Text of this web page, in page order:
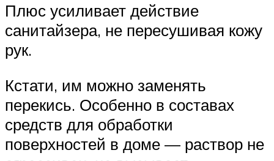
Плюс усиливает действие
санитайзера, не пересушивая кожу
рук.
Кстати, им можно заменять
перекись. Особенно в составах
средств для обработки
поверхностей в доме — раствор не